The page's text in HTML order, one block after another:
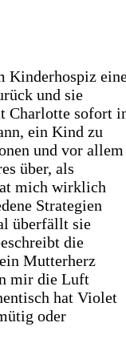
Kinderhospiz
und sie
Charlotte sofort
ein Kind zu
und vor allem
über, als
mich wirklich
Strategien
überfällt sie
die
Mutterherz
mir die Luft
hat Violet
oder